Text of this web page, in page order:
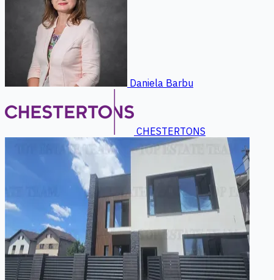
Daniela Barbu
CHESTERTONS